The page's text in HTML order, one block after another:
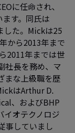
に任命され、
す。同氏は
した。Mickは25
から2013年まで
2011年までは世
社長を務め、マ
まな上級職を歴
はArthur D.
、およびBHP
イオテクノロジ
事していまし